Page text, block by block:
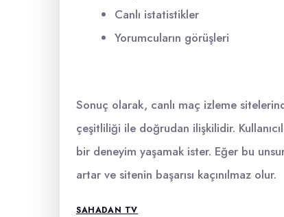
Canlı istatistikler
Yorumcuların görüşleri
Sonuç olarak, canlı maç izleme
çeşitliliği ile doğrudan ilişkilidir.
bir deneyim yaşamak ister. Eğer bu
artar ve sitenin başarısı kaçınılmaz olur.
SAHADAN TV